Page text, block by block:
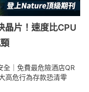
晶片！速度比CPU
全｜免費最危險酒店QR
高危行為存款恐清零